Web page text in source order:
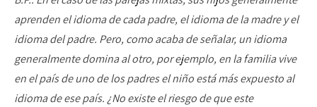
aprenden el idioma de cada padre, el idioma de la madre y el
idioma del padre. Pero, como acaba de señalar, un idioma
generalmente domina al otro, por ejemplo, en la familia vive
en el país de uno de los padres el niño está más expuesto al
idioma de ese país. ¿No existe el riesgo de que este